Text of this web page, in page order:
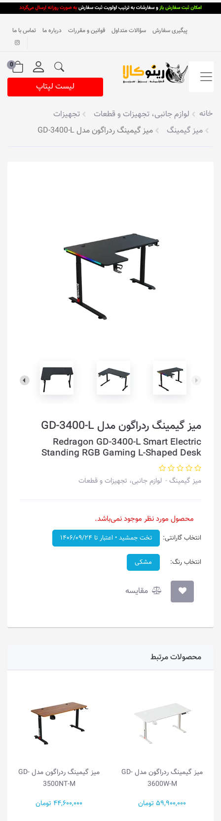
پیگیری سفارش سؤالات متداول قوانین و مقررات درباره ما تماس با ما
0
لیست لپتاپ
خانه لوازم جانبی، تجهیزات و قطعات
تجهیزات
میز گیمینگ
میز گیمینگ ردراگون مدل GD-3400-L
میز گیمینگ ردراگون مدل GD-3400-L
Redragon GD-3400-L Smart Electric
Standing RGB Gaming L-Shaped Desk
میز گیمینگ لوازم جانبی، تجهیزات و قطعات
محصول مورد نظر موجود نمی‌باشد.
انتخاب گارانتی: تخت جمشید • اعتبار تا ۱۴۰۶/۰۹/۲۴
انتخاب رنگ: مشکی
مقایسه
محصولات مرتبط
میز گیمینگ ردراگون مدل GD-
3600W-M
59,900,000 تومان
میز گیمینگ ردراگون مدل GD-
3500NT-M
44,600,000 تومان